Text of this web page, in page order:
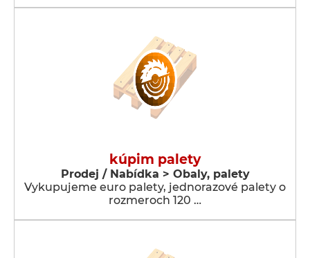
kúpim palety
Prodej / Nabídka > Obaly, palety
Vykupujeme euro palety, jednorazové palety o
rozmeroch 120 …